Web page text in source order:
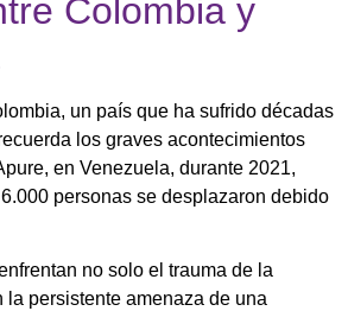
Colombia y
un país que ha sufrido décadas
los graves acontecimientos
en Venezuela, durante 2021,
personas se desplazaron debido
no solo el trauma de la
la persistente amenaza de una